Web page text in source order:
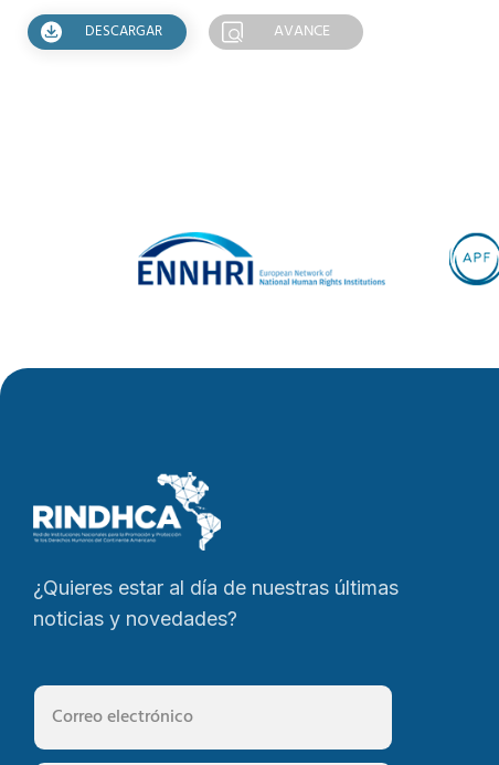
DESCARGAR AVANCE
¿Quieres estar al día de nuestras últimas
noticias y novedades?